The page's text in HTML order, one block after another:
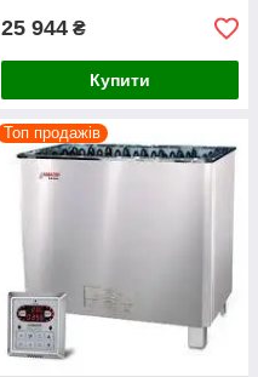
25 944 ₴
Купити
Топ продажів